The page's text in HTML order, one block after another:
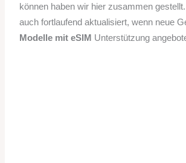
können haben wir hier zusammen
auch fortlaufend aktualisiert, wenn neue
Modelle mit eSIM Unterstützung